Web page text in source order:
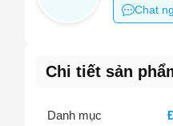
Chat
Chi tiết sản
Danh mục